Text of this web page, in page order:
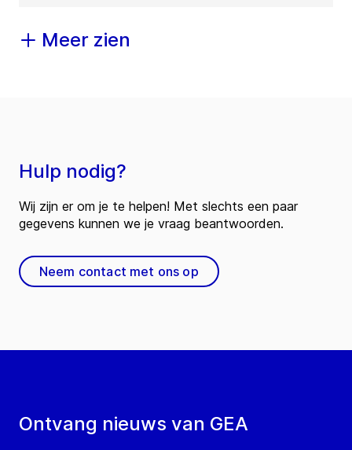
Meer zien
Ontvang nieuws van GEA
Hulp nodig?
Wij zijn er om je te helpen! Met slechts een paar
gegevens kunnen we je vraag beantwoorden.
Neem contact met ons op